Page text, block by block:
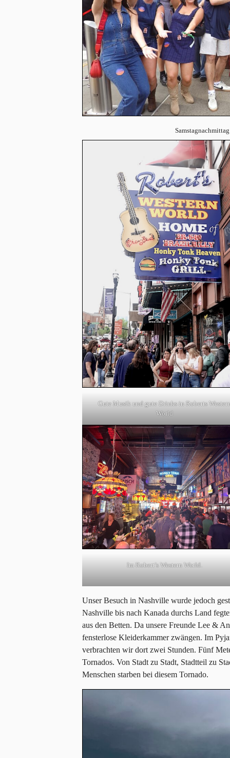
Gute Musik und gute Drinks in Roberts
World
Im Robert’s Western World.
Unser Besuch in Nashville wurde jedoch
Nashville bis nach Kanada durchs Land
aus den Betten. Da unsere Freunde Lee &
fensterlose Kleiderkammer zwängen. Im
verbrachten wir dort zwei Stunden. Fünf
Tornados. Von Stadt zu Stadt, Stadtteil zu
Menschen starben bei diesem Tornado.